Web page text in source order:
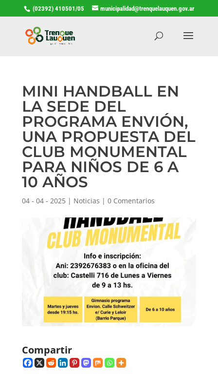
(02392) 410501/05 municipalidad@trenquelauquen.gov.ar
MINI HANDBALL EN
LA SEDE DEL
PROGRAMA ENVIÓN,
UNA PROPUESTA DEL
CLUB MONUMENTAL
PARA NIÑOS DE 6 A
10 AÑOS
04 - 04 - 2025| Noticias | 0 Comentarios
Compartir